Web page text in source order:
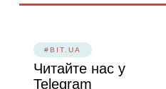
#BIT.UA
Читайте нас у
Telegram